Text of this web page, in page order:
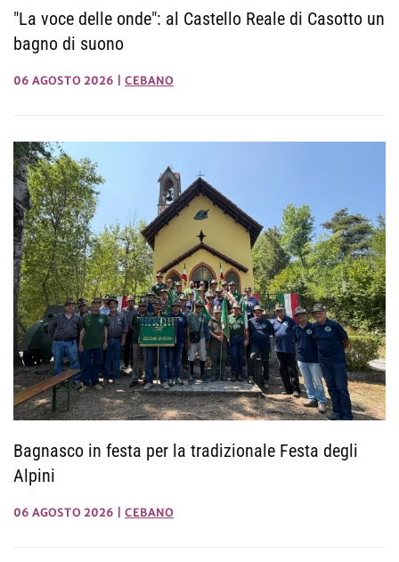
"La voce delle onde": al Castello Reale di Casotto un
bagno di suono
06 AGOSTO 2026 CEBANO
Bagnasco in festa per la tradizionale Festa degli
Alpini
06 AGOSTO 2026 CEBANO